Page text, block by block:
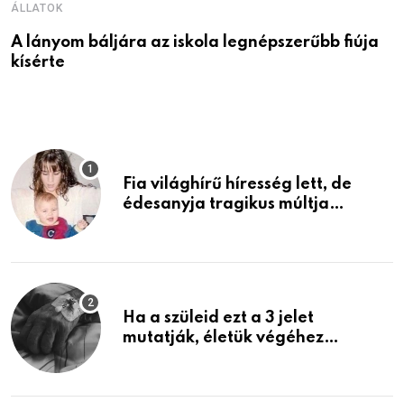
ÁLLATOK
A lányom báljára az iskola legnépszerűbb fiúja
kísérte
Fia világhírű híresség lett, de
édesanyja tragikus múltja
Ha a szüleid ezt a 3 jelet
mutatják, életük végéhez